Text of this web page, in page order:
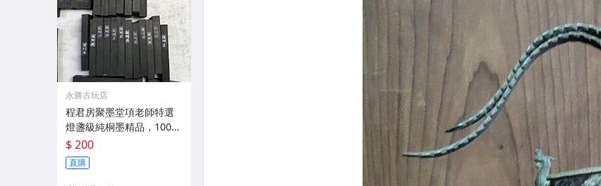
永勝古玩店
程君房聚墨堂項老師特選
燈盞級純桐墨精品，100克
以上，檀香墨質細膩黑亮
藍紫光放 檢驗嚴選推薦 燈
盞級墨 放藍紫光 檢驗嚴選
$ 200
直購